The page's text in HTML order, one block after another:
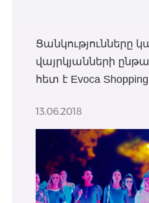
Ցանկությունները
վայրկյանների
հետ է Evoca
13.06.2018